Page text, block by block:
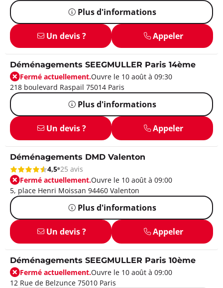
Plus d'informations
Un devis ? Appeler
Déménagements SEEGMULLER Paris 14ème
Fermé actuellement.Ouvre le 10 août à 09:30
218 boulevard Raspail 75014 Paris
Plus d'informations
Un devis ? Appeler
Déménagements DMD Valenton
4,5 25 avis
Fermé actuellement.Ouvre le 10 août à 09:00
5, place Henri Moissan 94460 Valenton
Plus d'informations
Un devis ? Appeler
Déménagements SEEGMULLER Paris 10ème
Fermé actuellement.Ouvre le 10 août à 09:00
12 Rue de Belzunce 75010 Paris